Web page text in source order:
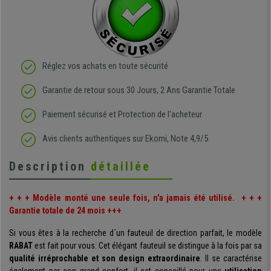
Réglez vos achats en toute sécurité
Garantie de retour sous 30 Jours, 2 Ans Garantie Totale
Paiement sécurisé et Protection de l'acheteur
Avis clients authentiques sur Ekomi, Note 4,9/5
Description détaillée
+ + + Modèle monté une seule fois, n'a jamais été utilisé. + + +
Garantie totale de 24 mois +++
Si vous êtes à la recherche d´un fauteuil de direction parfait, le modèle
RABAT est fait pour vous. Cet élégant fauteuil se distingue à la fois par sa
qualité irréprochable et son design extraordinaire. Il se caractérise